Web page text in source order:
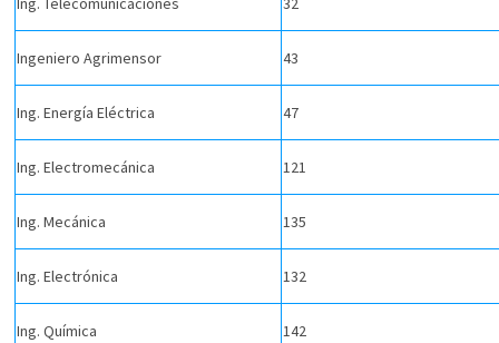
Ingeniero Agrimensor 43
Ing. Energía Eléctrica 47
Ing. Electromecánica 121
Ing. Mecánica 135
Ing. Electrónica 132
Ing. Química 142